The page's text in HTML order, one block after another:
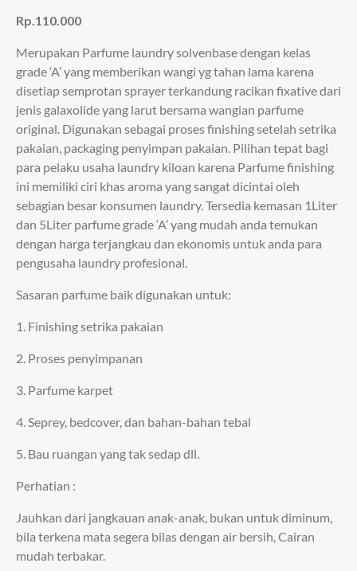
Rp.110.000
Merupakan Parfume laundry solvenbase dengan kelas
grade ‘A’ yang memberikan wangi yg tahan lama karena
disetiap semprotan sprayer terkandung racikan fixative dari
jenis galaxolide yang larut bersama wangian parfume
original. Digunakan sebagai proses finishing setelah setrika
pakaian, packaging penyimpan pakaian. Pilihan tepat bagi
para pelaku usaha laundry kiloan karena Parfume finishing
ini memiliki ciri khas aroma yang sangat dicintai oleh
sebagian besar konsumen laundry. Tersedia kemasan 1Liter
dan 5Liter parfume grade ‘A’ yang mudah anda temukan
dengan harga terjangkau dan ekonomis untuk anda para
pengusaha laundry profesional.
Sasaran parfume baik digunakan untuk:
1. Finishing setrika pakaian
2. Proses penyimpanan
3. Parfume karpet
4. Seprey, bedcover, dan bahan-bahan tebal
5. Bau ruangan yang tak sedap dll.
Perhatian :
Jauhkan dari jangkauan anak-anak, bukan untuk diminum,
bila terkena mata segera bilas dengan air bersih, Cairan
mudah terbakar.